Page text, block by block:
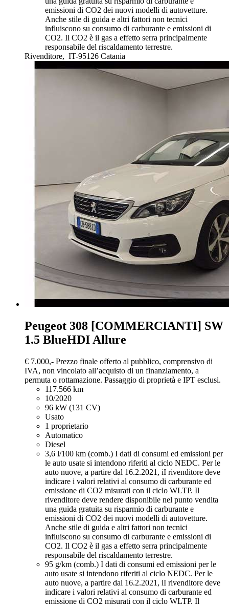
emissioni di CO2 dei nuovi modelli di autovetture.
Anche stile di guida e altri fattori non tecnici
influiscono su consumo di carburante e emissioni di
CO2. Il CO2 è il gas a effetto serra principalmente
responsabile del riscaldamento terrestre.
Rivenditore, IT-95126 Catania
Peugeot 308 [COMMERCIANTI] SW
1.5 BlueHDI Allure
€ 7.000,- Prezzo finale offerto al pubblico, comprensivo di
IVA, non vincolato all’acquisto di un finanziamento, a
permuta o rottamazione. Passaggio di proprietà e IPT esclusi.
117.566 km
10/2020
96 kW (131 CV)
Usato
1 proprietario
Automatico
Diesel
3,6 l/100 km (comb.) I dati di consumi ed emissioni per
le auto usate si intendono riferiti al ciclo NEDC. Per le
auto nuove, a partire dal 16.2.2021, iI rivenditore deve
indicare i valori relativi al consumo di carburante ed
emissione di CO2 misurati con il ciclo WLTP. Il
rivenditore deve rendere disponibile nel punto vendita
una guida gratuita su risparmio di carburante e
emissioni di CO2 dei nuovi modelli di autovetture.
Anche stile di guida e altri fattori non tecnici
influiscono su consumo di carburante e emissioni di
CO2. Il CO2 è il gas a effetto serra principalmente
responsabile del riscaldamento terrestre.
95 g/km (comb.) I dati di consumi ed emissioni per le
auto usate si intendono riferiti al ciclo NEDC. Per le
auto nuove, a partire dal 16.2.2021, iI rivenditore deve
indicare i valori relativi al consumo di carburante ed
emissione di CO2 misurati con il ciclo WLTP. Il